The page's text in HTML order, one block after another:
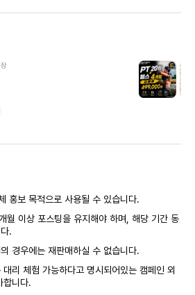
홍보 목적으로 사용될 수 있습니다.
월 이상 포스팅을 유지해야 하며, 해당 기간 동
.
경우에는 재판매하실 수 없습니다.
리 체험 가능하다고 명시되어있는 캠페인 외
합니다.